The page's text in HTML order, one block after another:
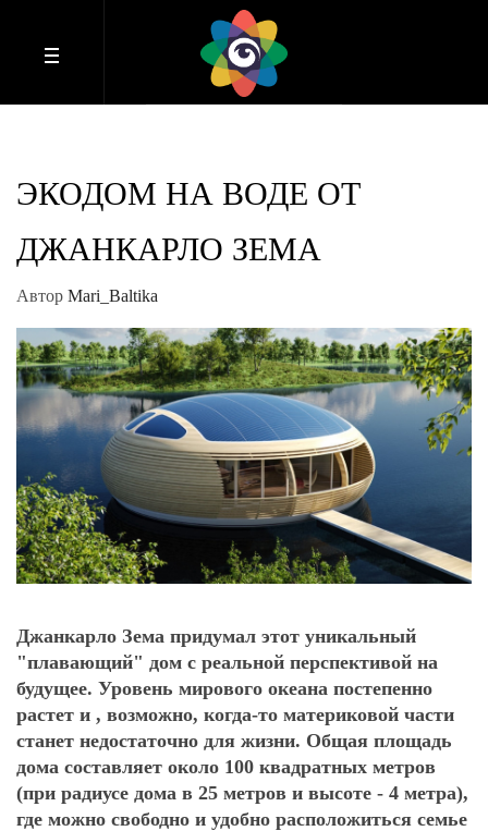
ЭКОДОМ НА ВОДЕ ОТ
ДЖАНКАРЛО ЗЕМА
Автор Mari_Baltika
Джанкарло Зема придумал этот уникальный
"плавающий" дом с реальной перспективой на
будущее. Уровень мирового океана постепенно
растет и , возможно, когда-то материковой части
станет недостаточно для жизни. Общая площадь
дома составляет около 100 квадратных метров
(при радиусе дома в 25 метров и высоте - 4 метра),
где можно свободно и удобно расположиться семье